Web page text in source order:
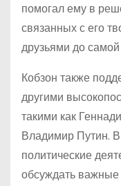
помогал ему в
связанных с его
друзьями до
Кобзон также
другими
такими как
Владимир Путин.
политические
обсуждать